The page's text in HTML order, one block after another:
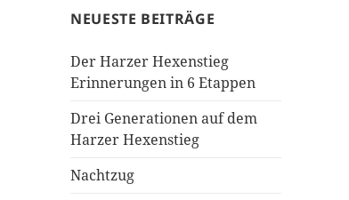
NEUESTE BEITRÄGE
Der Harzer Hexenstieg
Erinnerungen in 6 Etappen
Drei Generationen auf dem
Harzer Hexenstieg
Nachtzug